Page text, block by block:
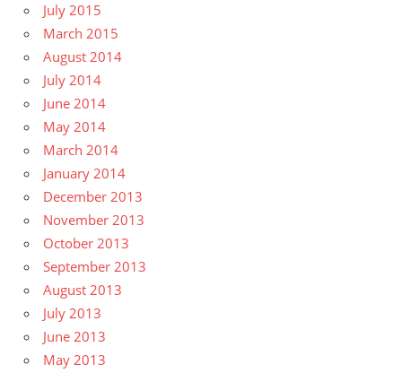
July 2015
March 2015
August 2014
July 2014
June 2014
May 2014
March 2014
January 2014
December 2013
November 2013
October 2013
September 2013
August 2013
July 2013
June 2013
May 2013